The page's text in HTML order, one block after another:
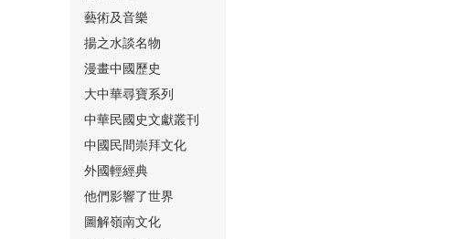
⑮
⑯
藝術及音樂
揚之水談名物
漫畫中國歷史
大中華尋寶系列
中華民國史文獻叢刊
中國民間崇拜文化
外國輕經典
他們影響了世界
圖解嶺南文化